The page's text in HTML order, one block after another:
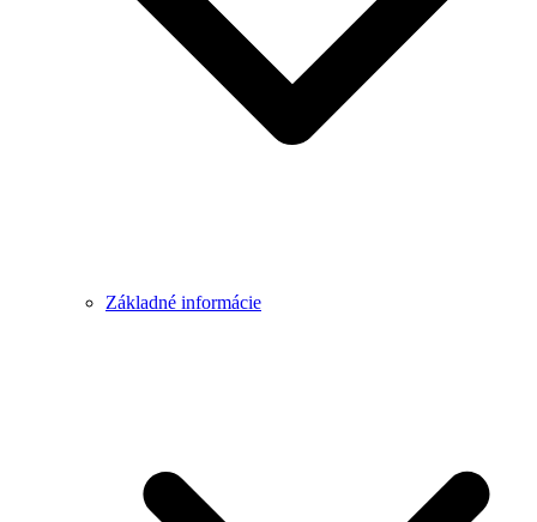
Základné informácie